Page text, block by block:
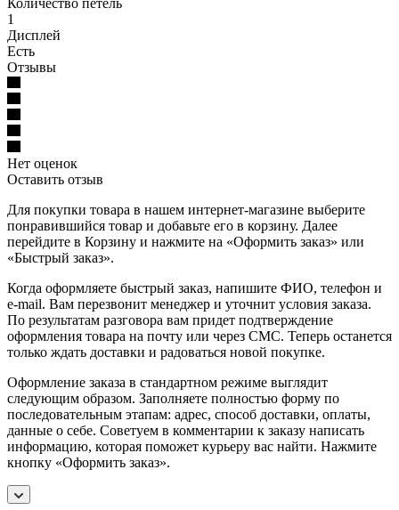
1
Дисплей
Есть
Отзывы
Нет оценок
Оставить отзыв
Для покупки товара в нашем интернет-магазине выберите
понравившийся товар и добавьте его в корзину. Далее
перейдите в Корзину и нажмите на «Оформить заказ» или
«Быстрый заказ».
Когда оформляете быстрый заказ, напишите ФИО, телефон и
e-mail. Вам перезвонит менеджер и уточнит условия заказа.
По результатам разговора вам придет подтверждение
оформления товара на почту или через СМС. Теперь останется
только ждать доставки и радоваться новой покупке.
Оформление заказа в стандартном режиме выглядит
следующим образом. Заполняете полностью форму по
последовательным этапам: адрес, способ доставки, оплаты,
данные о себе. Советуем в комментарии к заказу написать
информацию, которая поможет курьеру вас найти. Нажмите
кнопку «Оформить заказ».